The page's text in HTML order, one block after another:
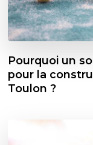
Pourquoi un
pour la
Toulon ?